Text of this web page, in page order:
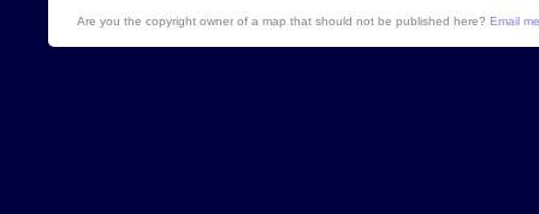
Are you the copyright owner of a map that should not be published here? Email me